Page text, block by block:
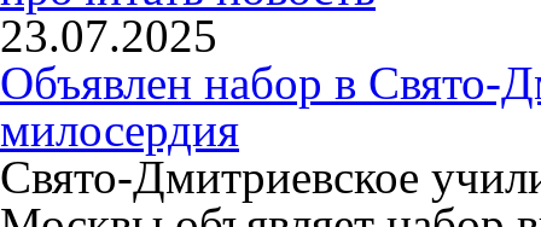
23.07.2025
Объявлен набор в Свято-
милосердия
Свято-Дмитриевское